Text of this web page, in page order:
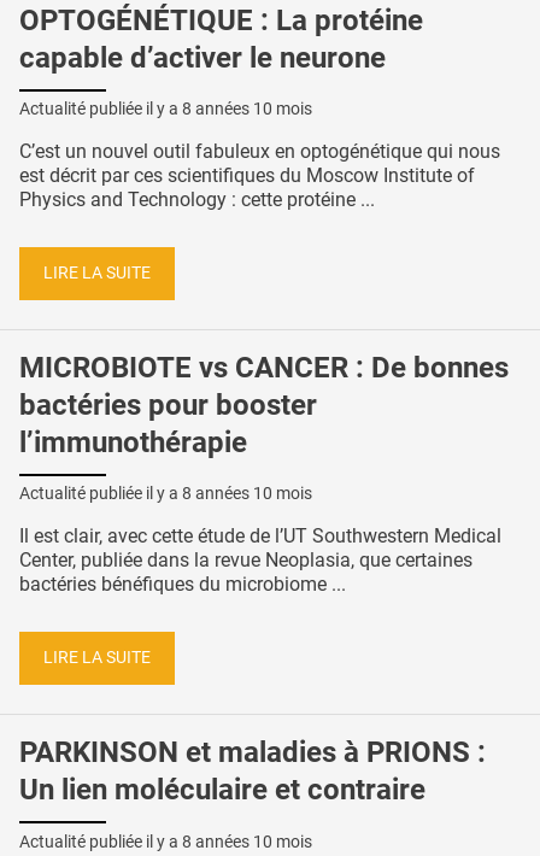
OPTOGÉNÉTIQUE : La protéine
capable d’activer le neurone
Actualité publiée il y a 8 années 10 mois
C’est un nouvel outil fabuleux en optogénétique qui nous
est décrit par ces scientifiques du Moscow Institute of
Physics and Technology : cette protéine ...
LIRE LA SUITE
MICROBIOTE vs CANCER : De bonnes
bactéries pour booster
l’immunothérapie
Actualité publiée il y a 8 années 10 mois
Il est clair, avec cette étude de l’UT Southwestern Medical
Center, publiée dans la revue Neoplasia, que certaines
bactéries bénéfiques du microbiome ...
LIRE LA SUITE
PARKINSON et maladies à PRIONS :
Un lien moléculaire et contraire
Actualité publiée il y a 8 années 10 mois